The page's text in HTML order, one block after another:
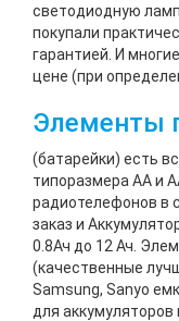
светодиодную
покупали
гарантией. И
цене (при
Элементы
(батарейки) есть
типоразмера АА и
радиотелефонов в
заказ и
0.8Ач до 12 Ач.
(качественные
Samsung, Sanyo
для аккумуляторов